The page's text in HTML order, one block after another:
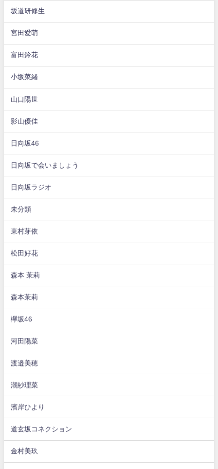
坂道研修生
宮田愛萌
富田鈴花
小坂菜緒
山口陽世
影山優佳
日向坂46
日向坂で会いましょう
日向坂ラジオ
未分類
東村芽依
松田好花
森本 茉莉
森本茉莉
欅坂46
河田陽菜
渡邉美穂
潮紗理菜
濱岸ひより
道玄坂コネクション
金村美玖